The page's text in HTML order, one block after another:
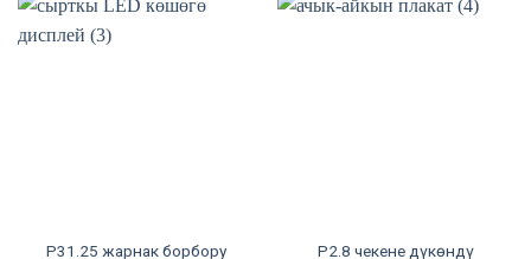
P31.25 жарнак борбору
P2.8 чекене дүкөндү